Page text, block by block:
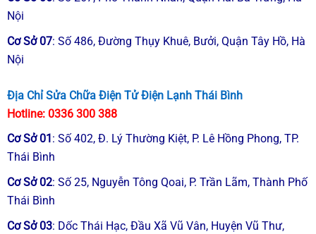
Nội
Cơ Sở 07: Số 486, Đường Thụy Khuê, Bưởi, Quận Tây Hồ, Hà
Nội
Địa Chỉ Sửa Chữa Điện Tử Điện Lạnh Thái Bình
Hotline: 0336 300 388
Cơ Sở01: Số 402, Đ. Lý Thường Kiệt, P. Lê Hồng Phong, TP.
Thái Bình
Cơ Sở02: Số 25, Nguyễn Tông Qoai, P. Trần Lãm, Thành Phố
Thái Bình
Cơ Sở03: Dốc Thái Hạc, Đầu Xã Vũ Vân, Huyện Vũ Thư,